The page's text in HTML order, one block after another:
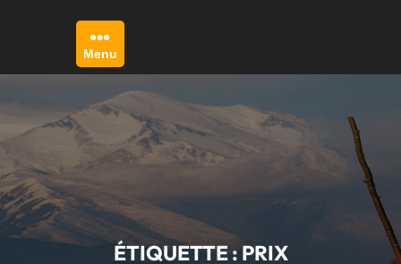
Menu
ÉTIQUETTE :PRIX